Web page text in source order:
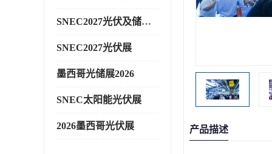
SNEC2027光伏及储能展
SNEC2027光伏展
墨西哥光储展2026
SNEC太阳能光伏展
2026墨西哥光伏展 产品描述